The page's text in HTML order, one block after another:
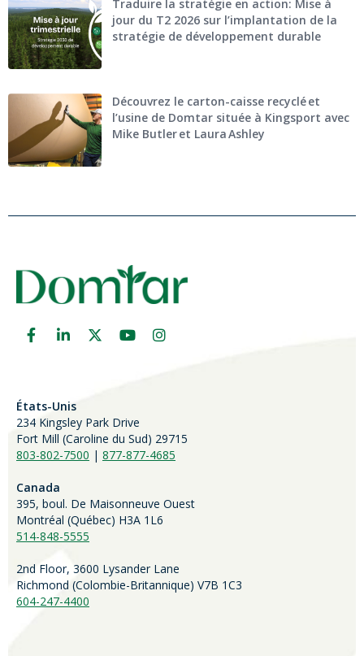
Traduire la stratégie en action: Mise à
jour du T2 2026 sur l’implantation de la
stratégie de développement durable
Découvrez le carton-caisse recyclé et
l’usine de Domtar située à Kingsport avec
Mike Butler et Laura Ashley
États-Unis
234 Kingsley Park Drive
Fort Mill (Caroline du Sud) 29715
803-802-7500 | 877-877-4685
Canada
395, boul. De Maisonneuve Ouest
Montréal (Québec) H3A 1L6
514-848-5555
2nd Floor, 3600 Lysander Lane
Richmond (Colombie-Britannique) V7B 1C3
604-247-4400